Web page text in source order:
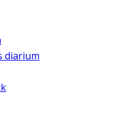
diarium